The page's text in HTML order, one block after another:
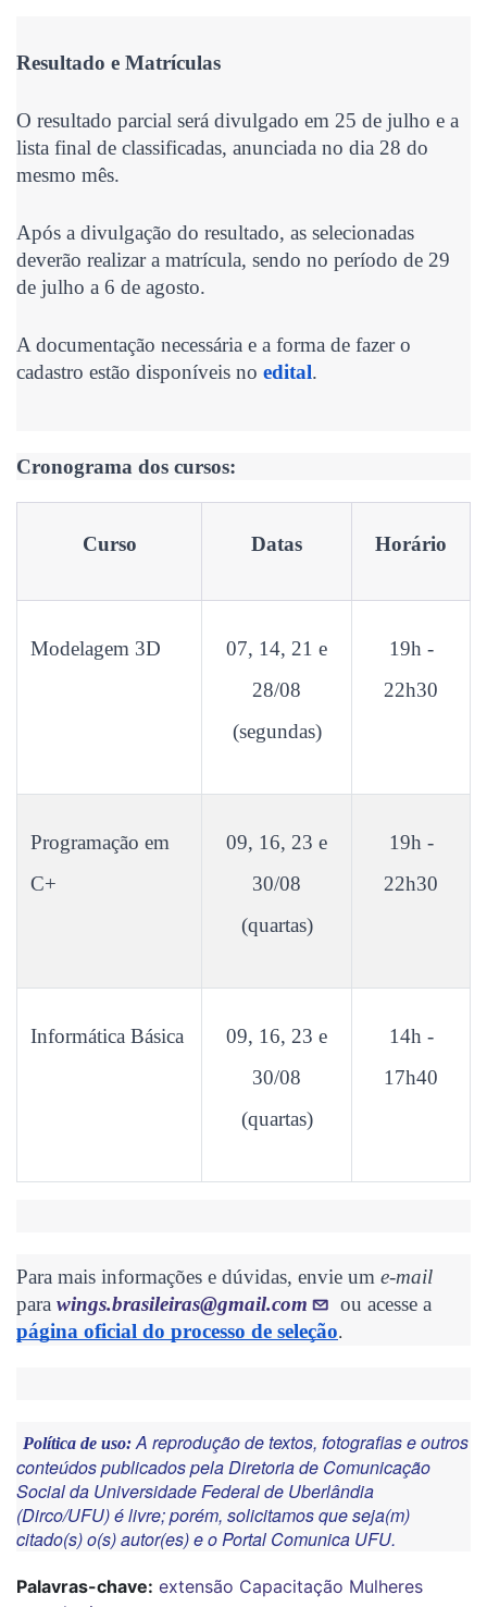
Resultado e Matrículas
O resultado parcial será divulgado em 25 de julho e a
lista final de classificadas, anunciada no dia 28 do
mesmo mês.
Após a divulgação do resultado, as selecionadas
deverão realizar a matrícula, sendo no período de 29
de julho a 6 de agosto.
A documentação necessária e a forma de fazer o
cadastro estão disponíveis no edital.
Cronograma dos cursos:
Curso Datas Horário
Modelagem 3D
07, 14, 21 e
28/08
(segundas)
19h -
22h30
Programação em
C+
09, 16, 23 e
30/08
(quartas)
19h -
22h30
Informática Básica
09, 16, 23 e
30/08
(quartas)
14h -
17h40
Para mais informações e dúvidas, envie um e-mail
para wings.brasileiras@gmail.com
ou acesse a
página oficial do processo de seleção.
Política de uso:A reprodução de textos, fotografias e outros
conteúdos publicados pela Diretoria de Comunicação
Social da Universidade Federal de Uberlândia
(Dirco/UFU) é livre; porém, solicitamos que seja(m)
citado(s) o(s) autor(es) e o Portal Comunica UFU.
Palavras-chave: extensão Capacitação Mulheres